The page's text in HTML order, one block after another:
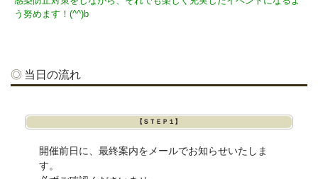
う努めます！(^^)b
当日の流れ
【ＳＴＥＰ１】
開催前日に、最終案内をメールでお知らせいたしま
す。